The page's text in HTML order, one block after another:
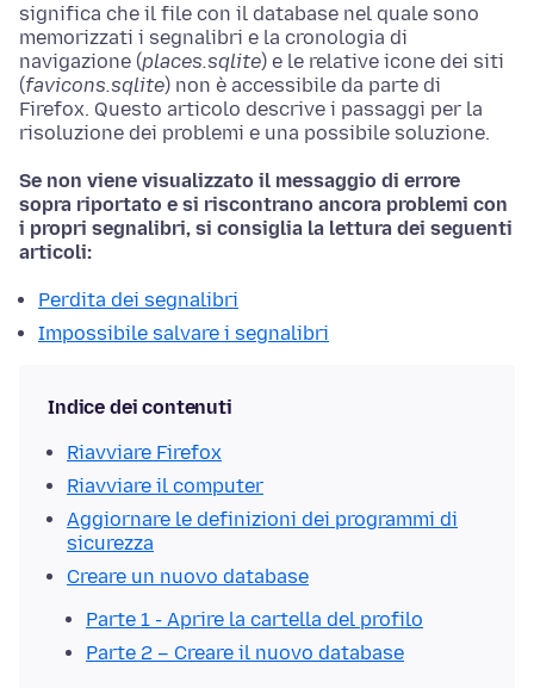
significa che il file con il database nel quale sono
memorizzati i segnalibri e la cronologia di
navigazione (places.sqlite) e le relative icone dei siti
(favicons.sqlite) non è accessibile da parte di
Firefox. Questo articolo descrive i passaggi per la
risoluzione dei problemi e una possibile soluzione.
Se non viene visualizzato il messaggio di errore
sopra riportato e si riscontrano ancora problemi con
i propri segnalibri, si consiglia la lettura dei seguenti
articoli:
Perdita dei segnalibri
Impossibile salvare i segnalibri
Indice dei contenuti
Riavviare Firefox
Riavviare il computer
Aggiornare le definizioni dei programmi di
sicurezza
Creare un nuovo database
Parte 1 - Aprire la cartella del profilo
Parte 2 – Creare il nuovo database